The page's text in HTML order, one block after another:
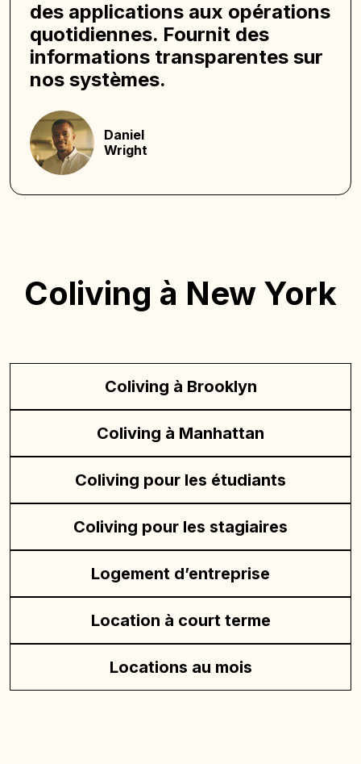
des applications aux opérations
quotidiennes. Fournit des
informations transparentes sur
nos systèmes.
Daniel
Wright
Coliving à New York
Coliving à Brooklyn
Coliving à Manhattan
Coliving pour les étudiants
Coliving pour les stagiaires
Logement d’entreprise
Location à court terme
Locations au mois